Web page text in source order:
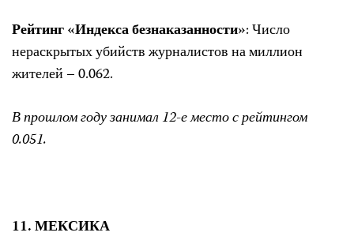
Рейтинг «Индекса безнаказанности»: Число
нераскрытых убийств журналистов на миллион
жителей – 0.062.
В прошлом году занимал 12-е место с рейтингом
0.051.
11. МЕКСИКА